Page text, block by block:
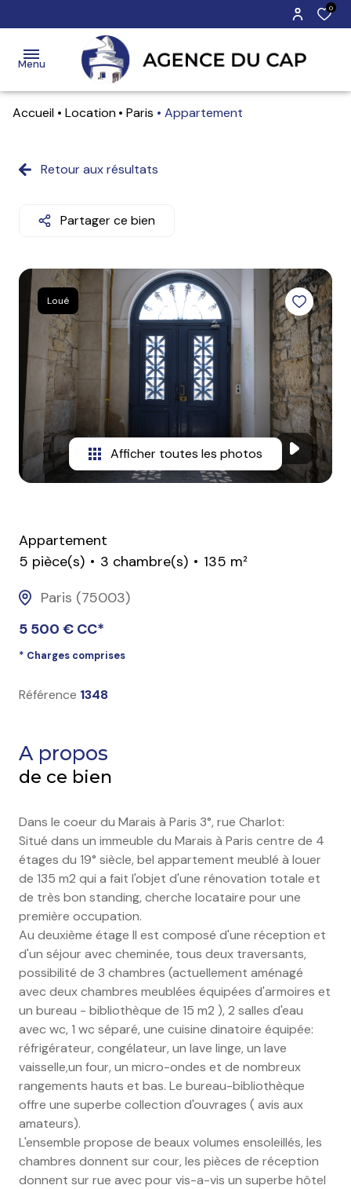
0
Menu
Biens
vente
vendus
location
Biens
louer
loués
Vente
Location
actualités
notre
agence
contact
Accueil Location Paris Appartement
Retour aux résultats
Partager ce bien
Loué
Afficher toutes les photos
Appartement
5 pièce(s)
3 chambre(s)
135 m²
Paris (75003)
5 500 € CC*
* Charges comprises
Référence 1348
A propos
de ce bien
Dans le coeur du Marais à Paris 3°, rue Charlot:
Situé dans un immeuble du Marais à Paris centre de 4
étages du 19° siècle, bel appartement meublé à louer
de 135 m2 qui a fait l'objet d'une rénovation totale et
de très bon standing, cherche locataire pour une
première occupation.
Au deuxième étage Il est composé d'une réception et
d'un séjour avec cheminée, tous deux traversants,
possibilité de 3 chambres (actuellement aménagé
avec deux chambres meublées équipées d'armoires et
un bureau - bibliothèque de 15 m2 ), 2 salles d'eau
avec wc, 1 wc séparé, une cuisine dinatoire équipée:
réfrigérateur, congélateur, un lave linge, un lave
vaisselle,un four, un micro-ondes et de nombreux
rangements hauts et bas. Le bureau-bibliothèque
offre une superbe collection d'ouvrages ( avis aux
amateurs).
L'ensemble propose de beaux volumes ensoleillés, les
chambres donnent sur cour, les pièces de réception
donnent sur rue avec pour vis-a-vis un superbe hôtel